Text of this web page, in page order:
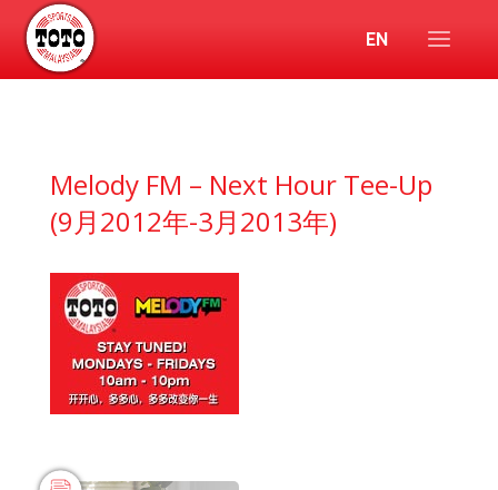
EN
Melody FM – Next Hour Tee-Up
(9月2012年-3月2013年)